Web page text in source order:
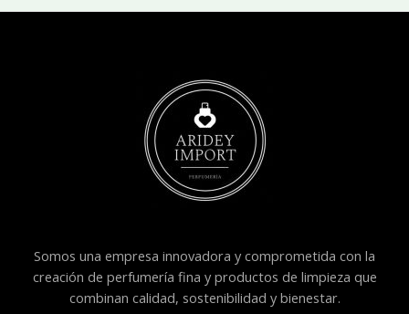
Somos una empresa innovadora y comprometida con la
creación de perfumería fina y productos de limpieza que
combinan calidad, sostenibilidad y bienestar.